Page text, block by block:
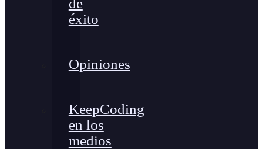
de
éxito
Opiniones
KeepCoding
en los
medios